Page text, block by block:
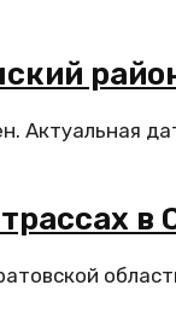
Актуальная
в